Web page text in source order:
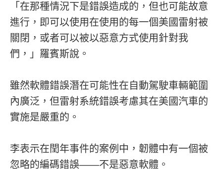
「在那種情況下是錯誤造成的，但也可能故意
進行，即可以使用在使用的每一個美國雷射被
關閉，或者可以被以惡意方式使用針對我
們，」羅賓斯說。
雖然軟體錯誤潛在可能性在自動駕駛車輛範圍
內廣泛，但雷射系統錯誤考慮其在美國汽車的
實施是嚴重的。
李表示在閏年事件的案例中，韌體中有一個被
忽略的編碼錯誤——不是惡意軟體。